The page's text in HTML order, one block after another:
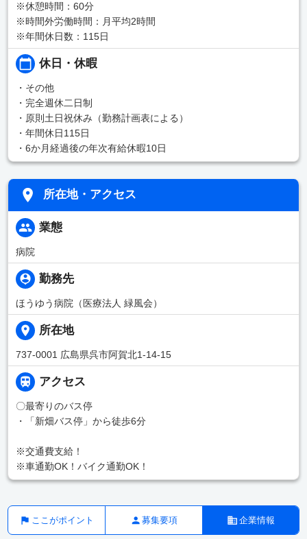
※休憩時間：60分
※時間外労働時間：月平均2時間
※年間休日数：115日
休日・休暇
・その他
・完全週休二日制
・原則土日祝休み（勤務計画表による）
・年間休日115日
・6か月経過後の年次有給休暇10日
所在地・アクセス
業態
病院
勤務先
ほうゆう病院（医療法人 緑風会）
所在地
737-0001 広島県呉市阿賀北1-14-15
アクセス
〇最寄りのバス停
・「新畑バス停」から徒歩6分
※交通費支給！
※車通勤OK！バイク通勤OK！
ここがポイント 募集要項 企業情報